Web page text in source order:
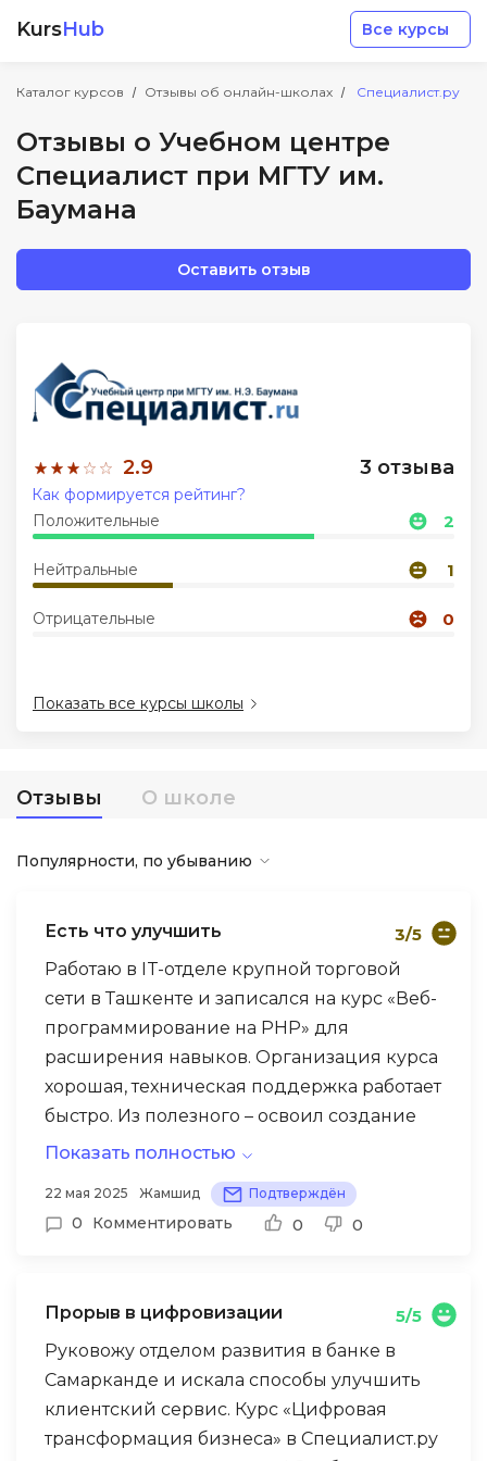
KursHub Все курсы
Каталог курсов Отзывы об онлайн-школах Специалист.ру
Отзывы о Учебном центре
Специалист при МГТУ им.
Баумана
Оставить отзыв
2.9 3 отзыва
Положительные 2
Нейтральные 1
Отрицательные 0
Как формируется рейтинг?
Показать все курсы школы
Отзывы О школе
Популярности, по убыванию
Есть что улучшить
3/5
Работаю в IT-отделе крупной торговой
сети в Ташкенте и записался на курс «Веб-
программирование на PHP» для
расширения навыков. Организация курса
хорошая, техническая поддержка работает
быстро. Из полезного – освоил создание
форм обратной связи с защитой от спама,
обновления корпоративного сайта нашей
сети. Теперь ежедневно обрабатываю
курс показался поверхностным – много
времени потратили на базовые вещи,
которые я уже знал, а на сложные темы
времени не хватило. Преподаватель часто
отвечал односложно на вопросы, не
Показать полностью
22 мая 2025 Жамшид Подтверждён
0 Комментировать 0 0
Прорыв в цифровизации
5/5
Руковожу отделом развития в банке в
Самарканде и искала способы улучшить
клиентский сервис. Курс «Цифровая
трансформация бизнеса» в Специалист.ру
Маркетинг
Дизайн
Аналитика
Менеджмент
Иностранные языки